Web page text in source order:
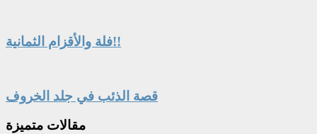
فلة والأقزام الثمانية!!
قصة الذئب في جلد الخروف
مقالات متميزة